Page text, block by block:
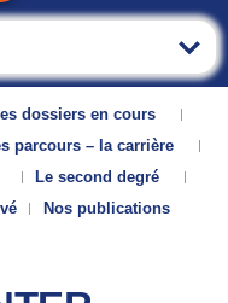
dossiers en cours
parcours – la carrière
Le second degré
Nos publications